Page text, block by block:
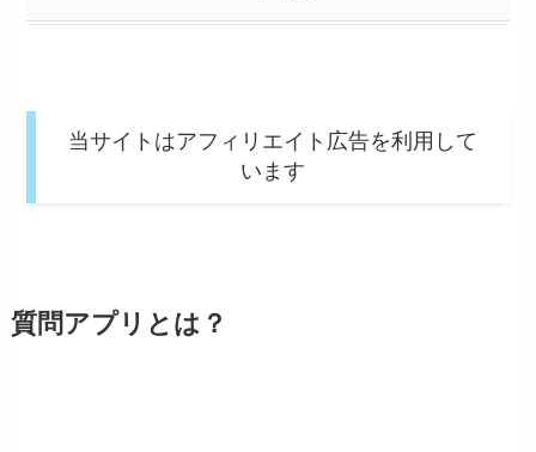
当サイトはアフィリエイト広告を利用して
います
質問アプリとは？